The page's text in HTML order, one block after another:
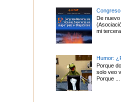
De
mi
Humor:
Porque
solo veo
Porque ...